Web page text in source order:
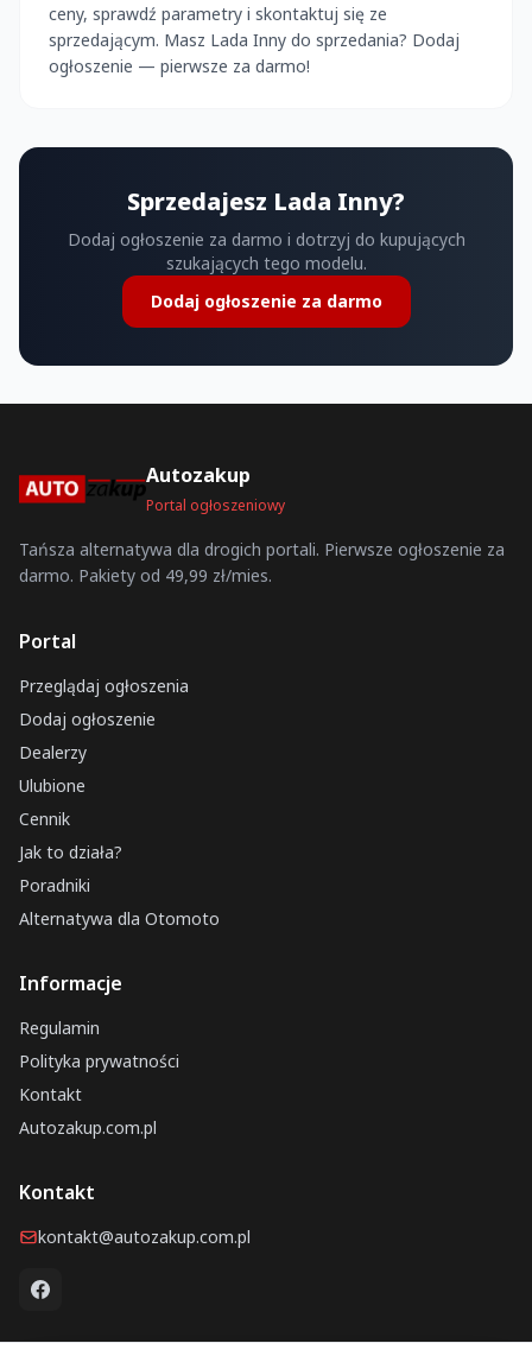
ceny, sprawdź parametry i skontaktuj się ze
sprzedającym. Masz Lada Inny do sprzedania? Dodaj
ogłoszenie — pierwsze za darmo!
Sprzedajesz Lada Inny?
Dodaj ogłoszenie za darmo i dotrzyj do kupujących
szukających tego modelu.
Dodaj ogłoszenie za darmo
Autozakup
Portal ogłoszeniowy
Tańsza alternatywa dla drogich portali. Pierwsze ogłoszenie za
darmo. Pakiety od 49,99 zł/mies.
Portal
Przeglądaj ogłoszenia
Dodaj ogłoszenie
Dealerzy
Ulubione
Cennik
Jak to działa?
Poradniki
Alternatywa dla Otomoto
Informacje
Regulamin
Polityka prywatności
Kontakt
Autozakup.com.pl
Kontakt
kontakt@autozakup.com.pl